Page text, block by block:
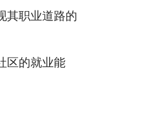
其职业道路的
区的就业能